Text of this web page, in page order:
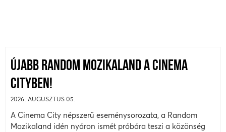
ÚJABB RANDOM MOZIKALAND A CINEMA
CITYBEN!
2026. AUGUSZTUS 05.
A Cinema City népszerű eseménysorozata, a Random
Mozikaland idén nyáron ismét próbára teszi a közönség